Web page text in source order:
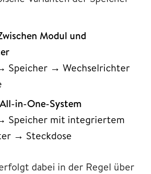
Modul und
Speicher → Wechselrichter
in-One-System
Speicher mit integriertem
→ Steckdose
dabei in der Regel über